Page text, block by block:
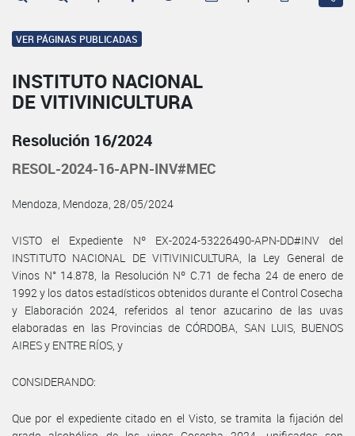
VER PÁGINAS PUBLICADAS
INSTITUTO NACIONAL
DE VITIVINICULTURA
Resolución 16/2024
RESOL-2024-16-APN-INV#MEC
Mendoza, Mendoza, 28/05/2024
VISTO el Expediente Nº EX-2024-53226490-APN-DD#INV del
INSTITUTO NACIONAL DE VITIVINICULTURA, la Ley General de
Vinos N° 14.878, la Resolución Nº C.71 de fecha 24 de enero de
1992 y los datos estadísticos obtenidos durante el Control Cosecha
y Elaboración 2024, referidos al tenor azucarino de las uvas
elaboradas en las Provincias de CÓRDOBA, SAN LUIS, BUENOS
AIRES y ENTRE RÍOS, y
CONSIDERANDO:
Que por el expediente citado en el Visto, se tramita la fijación del